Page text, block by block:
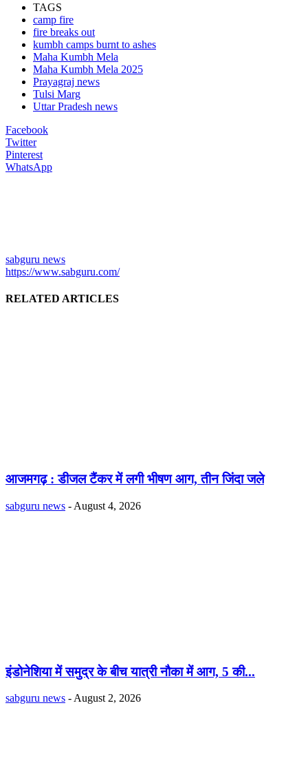
TAGS
camp fire
fire breaks out
kumbh camps burnt to ashes
Maha Kumbh Mela
Maha Kumbh Mela 2025
Prayagraj news
Tulsi Marg
Uttar Pradesh news
Facebook
Twitter
Pinterest
WhatsApp
sabguru news
https://www.sabguru.com/
RELATED ARTICLES
आजमगढ़ : डीजल टैंकर में लगी भीषण आग, तीन जिंदा जले
sabguru news - August 4, 2026
इंडोनेशिया में समुद्र के बीच यात्री नौका में आग, 5 की...
sabguru news - August 2, 2026